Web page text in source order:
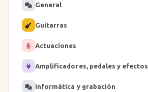
General
Guitarras
Actuaciones
Amplificadores, pedales y efectos
Informática y grabación